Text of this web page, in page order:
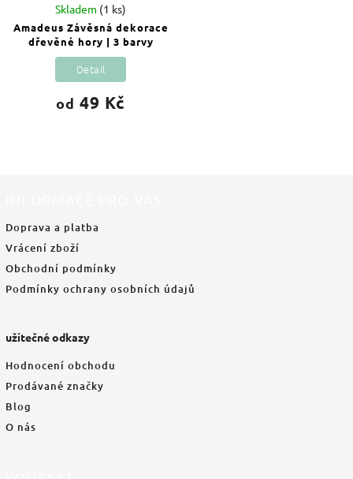
Amadeus Závěsná dekorace
dřevěné hory | 3 barvy
Skladem (1 ks)
od 49 Kč
Detail
Doprava a platba
Vrácení zboží
Obchodní podmínky
Podmínky ochrany osobních údajů
užitečné odkazy
Hodnocení obchodu
Prodávané značky
Blog
O nás